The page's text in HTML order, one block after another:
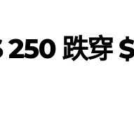
跌穿